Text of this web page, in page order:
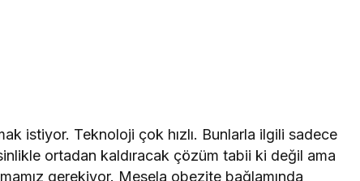
istiyor. Teknoloji çok hızlı. Bunlarla ilgili sadece
ortadan kaldıracak çözüm tabii ki değil ama
gerekiyor. Mesela obezite bağlamında